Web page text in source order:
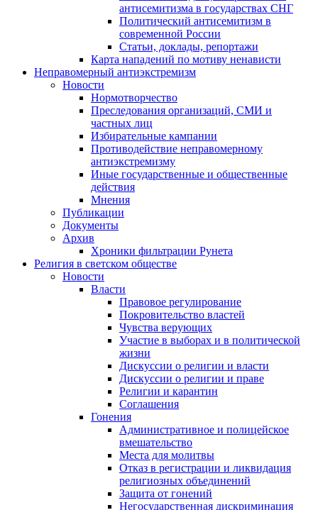
антисемитизма в государствах СНГ
Политический антисемитизм в
современной России
Статьи, доклады, репортажи
Карта нападений по мотиву ненависти
Неправомерный антиэкстремизм
Новости
Нормотворчество
Преследования организаций, СМИ и
частных лиц
Избирательные кампании
Противодействие неправомерному
антиэкстремизму
Иные государственные и общественные
действия
Мнения
Публикации
Документы
Архив
Хроники фильтрации Рунета
Религия в светском обществе
Новости
Власти
Правовое регулирование
Покровительство властей
Чувства верующих
Участие в выборах и в политической
жизни
Дискуссии о религии и власти
Дискуссии о религии и праве
Религии и карантин
Соглашения
Гонения
Административное и полицейское
вмешательство
Места для молитвы
Отказ в регистрации и ликвидация
религиозных объединений
Защита от гонений
Негосударственная дискриминация